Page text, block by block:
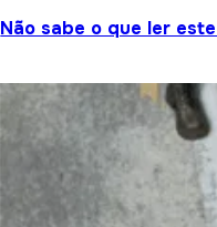
Não sabe o que ler